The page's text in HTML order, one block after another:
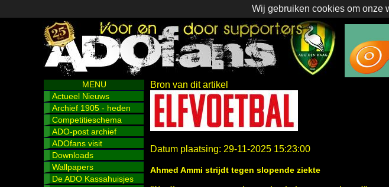
Wij gebruiken cookies om onze
MENU
Actueel Nieuws
Archief 1905 - heden
Competitieschema
ADO-post archief
ADOfans visit
Downloads
Wallpapers
De ADO Kassahuisjes
Bron van dit artikel
Datum plaatsing: 29-11-2025 15:23:00
Ahmed Ammi strijdt tegen slopende ziekte